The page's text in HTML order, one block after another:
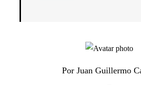
Por Juan Guillermo